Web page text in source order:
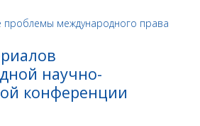
научно-
конференции